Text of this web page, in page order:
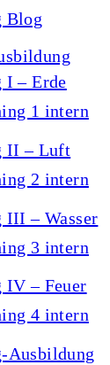
Blog
I – Erde
1 intern
II – Luft
2 intern
III – Wasser
3 intern
IV – Feuer
4 intern
Ausbildung